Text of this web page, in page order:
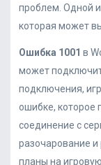
проблем. Одной
которая может
Ошибка 1001 в
может
подключения,
ошибке, которое
соединение с
разочарование и
планы на